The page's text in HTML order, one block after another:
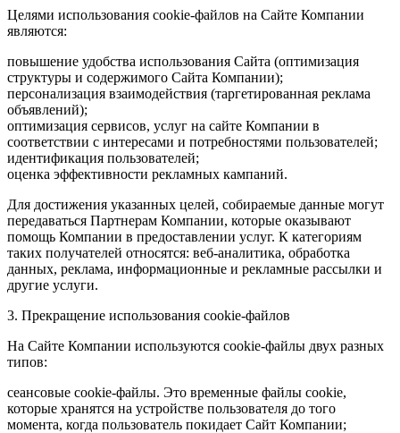
Целями использования cookie-файлов на Сайте Компании
являются:
повышение удобства использования Сайта (оптимизация
структуры и содержимого Сайта Компании);
персонализация взаимодействия (таргетированная реклама
объявлений);
оптимизация сервисов, услуг на сайте Компании в
соответствии с интересами и потребностями пользователей;
идентификация пользователей;
оценка эффективности рекламных кампаний.
Для достижения указанных целей, собираемые данные могут
передаваться Партнерам Компании, которые оказывают
помощь Компании в предоставлении услуг. К категориям
таких получателей относятся: веб-аналитика, обработка
данных, реклама, информационные и рекламные рассылки и
другие услуги.
3. Прекращение использования cookie-файлов
На Сайте Компании используются cookie-файлы двух разных
типов:
сеансовые cookie-файлы. Это временные файлы cookie,
которые хранятся на устройстве пользователя до того
момента, когда пользователь покидает Сайт Компании;